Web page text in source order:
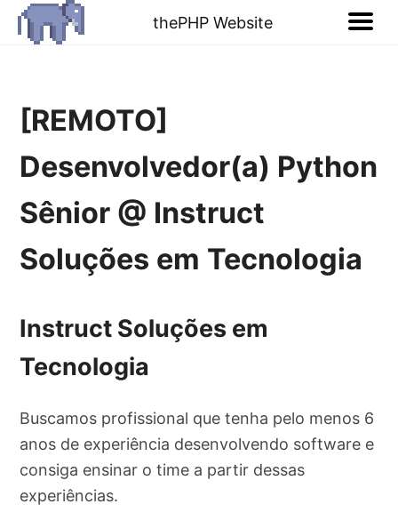
thePHP Website
[REMOTO]
Desenvolvedor(a) Python
Sênior @ Instruct
Soluções em Tecnologia
Instruct Soluções em
Tecnologia
Buscamos profissional que tenha pelo menos 6
anos de experiência desenvolvendo software e
consiga ensinar o time a partir dessas
experiências.